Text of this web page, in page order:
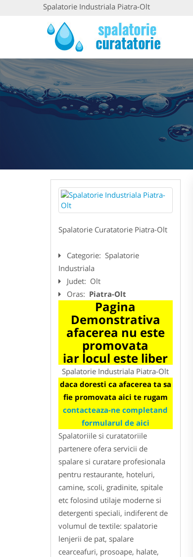
Spalatorie Industriala Piatra-Olt
Spalatorie Curatatorie Piatra-Olt
Categorie: Spalatorie
Industriala
Judet: Olt
Oras: Piatra-Olt
Pagina
Demonstrativa
afacerea nu este
promovata
iar locul este liber
Spalatorie Industriala Piatra-Olt
daca doresti ca afacerea ta sa
fie promovata aici te rugam
contacteaza-ne completand
formularul de aici
Spalatoriile si curatatoriile
partenere ofera servicii de
spalare si curatare profesionala
pentru restaurante, hoteluri,
camine, scoli, gradinite, spitale
etc folosind utilaje moderne si
detergenti speciali, indiferent de
volumul de textile: spalatorie
lenjerii de pat, spalare
cearceafuri, prosoape, halate,